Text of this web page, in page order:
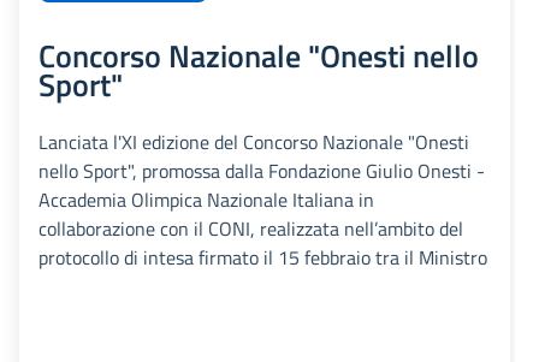
Concorso Nazionale "Onesti nello
Sport"
Lanciata l'XI edizione del Concorso Nazionale "Onesti
nello Sport", promossa dalla Fondazione Giulio Onesti -
Accademia Olimpica Nazionale Italiana in
collaborazione con il CONI, realizzata nell’ambito del
protocollo di intesa firmato il 15 febbraio tra il Ministro